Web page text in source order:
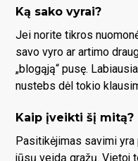
Ką sako vyrai?
Jei norite tikros
savo vyro ar artimo
„blogąją“ pusę.
nustebs dėl tokio
Kaip įveikti šį mitą?
Pasitikėjimas savimi
jūsų veidą gražų. Vietoj